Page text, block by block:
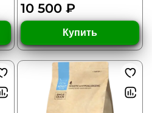
10 500 ₽
Купить